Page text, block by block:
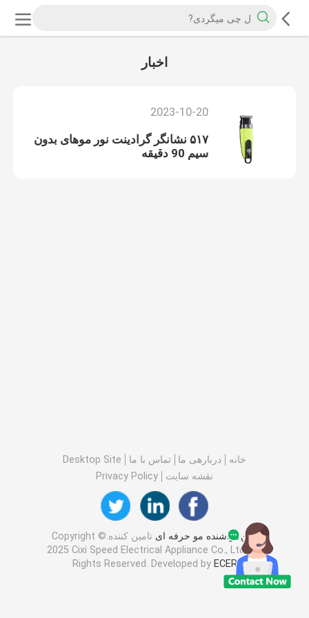
اخبار
2023-10-20
۵۱۷ نشانگر گرادینت نور موهای بدون
سیم 90 دقیقه
خانه دربارهی ما تماس با ما
Desktop Site
نقشه سایت
Privacy Policy
چین تراشنده مو حرفه ای
تامین کننده.Copyright ©
2025 Cixi Speed Electrical Appliance Co., Ltd.. All
Rights Reserved. Developed by ECER